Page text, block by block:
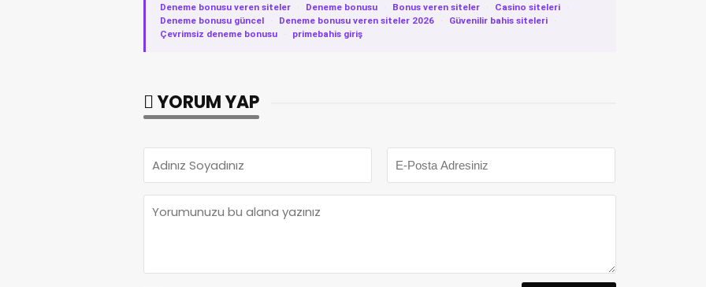
Deneme bonusu veren siteler · Deneme bonusu · Bonus veren siteler · Casino siteleri
·
Deneme bonusu güncel
· Deneme bonusu veren siteler 2026 · Güvenilir bahis siteleri
·
Çevrimsiz deneme bonusu
· primebahis giriş
YORUM YAP